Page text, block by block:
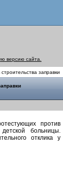
версию сайта.
заправки
против
больницы.
отклика у